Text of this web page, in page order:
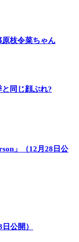
枝令菜ちゃん
同じ顔ぶれ?
」（12月28日公
公開）